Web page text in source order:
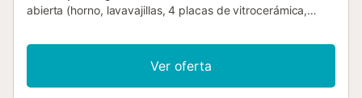
abierta (horno, lavavajillas, 4 placas de vitrocerámica,
Baño/ducha/WC. Suelo de parquet. Terraza-jardín.
Tumbonas (4). El alojamiento dispone de: lavadora,
secadora, caja fuerte, plancha, trona, cuna hasta 2 años,
secador de pelo. Internet (Wifi). Estación de carga
Ver oferta